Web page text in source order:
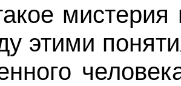
мистерия
этими